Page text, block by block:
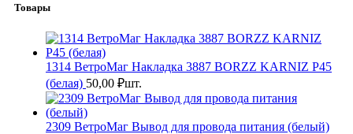
Товары
1314 ВетроМаг Накладка 3887 BORZZ KARNIZ P45
(белая) 50,00 ₽шт.
2309 ВетроМаг Вывод для провода питания (белый)